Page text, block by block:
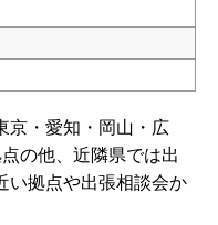
京・愛知・岡山・広
の他、近隣県では出
い拠点や出張相談会か